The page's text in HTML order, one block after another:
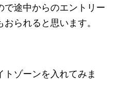
で途中からのエントリー
られると思います。
ゾーンを入れてみま